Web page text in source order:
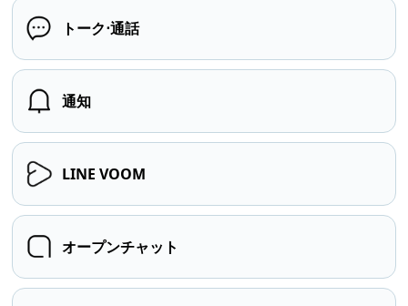
トーク⋅通話
通知
LINE VOOM
オープンチャット